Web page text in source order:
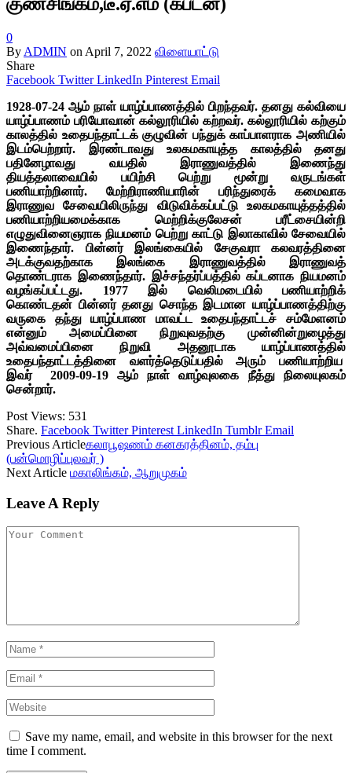
0
By ADMIN on April 7, 2022 விளையாட்டு
Share
Facebook Twitter LinkedIn Pinterest Email
1928-07-24 ஆம் நாள் யாழ்ப்பாணத்தில் பிறந்தவர். தனது கல்வியை
யாழ்ப்பாணம் பரியோவான் கல்லூரியில் கற்றவர். கல்லூரியில் கற்கும்
காலத்தில் உதைபந்தாட்டக் குழுவின் பந்துக் காப்பாளராக அணியில்
இடம்பெற்றார். இரண்டாவது உலகமகாயுத்த காலத்தில் தனது
பதினேழாவது வயதில் இராணுவத்தில் இணைந்து
தியத்தலாவையில் பயிற்சி பெற்று மூன்று வருடங்கள்
பணியாற்றினார். மேற்றிராணியாரின் பரிந்துரைக் கமைவாக
இராணுவ சேவையிலிருந்து விடுவிக்கப்பட்டு உலகமகாயுத்தத்தில்
பணியாற்றியமைக்காக மெற்றிக்குலேசன் பரீட்சையின்றி
எழுதுவினைஞராக நியமனம் பெற்று காட்டு இலாகாவில் சேவையில்
இணைந்தார். பின்னர் இலங்கையில் சேகுவரா கலவரத்தினை
அடக்குவதற்காக இலங்கை இராணுவத்தில் இராணுவத்
தொண்டராக இணைந்தார். இச்சந்தர்ப்பத்தில் கப்டனாக நியமனம்
வழங்கப்பட்டது. 1977 இல் வெலிமடையில் பணியாற்றிக்
கொண்டதன் பின்னர் தனது சொந்த இடமான யாழ்ப்பாணத்திற்கு
வருகை தந்து யாழ்ப்பாண மாவட்ட உதைபந்தாட்டச் சம்மேளனம்
என்னும் அமைப்பினை நிறுவுவதற்கு முன்னின்றுழைத்து
அவ்வமைப்பினை நிறுவி அதனூடாக யாழ்ப்பாணத்தில்
உதைபந்தாட்டத்தினை வளர்த்தெடுப்பதில் அரும் பணியாற்றிய
இவர் 2009-09-19 ஆம் நாள் வாழ்வுலகை நீத்து நிலையுலகம்
சென்றார்.
Post Views: 531
Share. Facebook Twitter Pinterest LinkedIn Tumblr Email
Previous Articleகலாபூஷணம் கனகரத்தினம், தம்பு
(பன்மொழிப்புலவர் )
Next Article மகாலிங்கம், ஆறுமுகம்
Leave A Reply
Save my name, email, and website in this browser for the next
time I comment.